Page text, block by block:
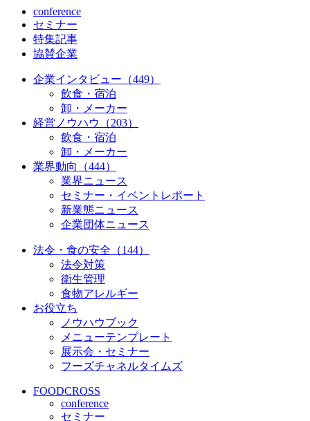
conference
セミナー
特集記事
協賛企業
企業インタビュー（449）
飲食・宿泊
卸・メーカー
経営ノウハウ（203）
飲食・宿泊
卸・メーカー
業界動向（444）
業界ニュース
セミナー・イベントレポート
新業態ニュース
企業団体ニュース
法令・食の安全（144）
法令対策
衛生管理
食物アレルギー
お役立ち
ノウハウブック
メニューテンプレート
展示会・セミナー
フーズチャネルタイムズ
FOODCROSS
conference
セミナー